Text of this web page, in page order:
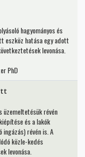
hagyományos és
eszköz hatása egy adott
levonása.
PhD
üzemeltetésük révén
és a lakók
ingázás) révén is. A
közle-kedés
levonása.